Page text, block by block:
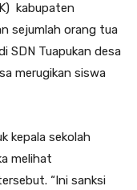
kabupaten
sejumlah orang tua
SDN Tuapukan desa
merugikan siswa
sekolah
melihat
“Ini sanksi